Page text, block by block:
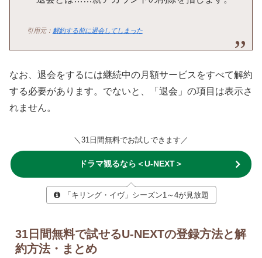
引用元： 解約する前に退会してしまった
なお、退会をするには継続中の月額サービスをすべて解約
する必要があります。でないと、「退会」の項目は表示さ
れません。
＼31日間無料でお試しできます／
ドラマ観るなら＜U-NEXT＞
「キリング・イヴ」シーズン1～4が見放題
31日間無料で試せるU-NEXTの登録方法と解
約方法・まとめ